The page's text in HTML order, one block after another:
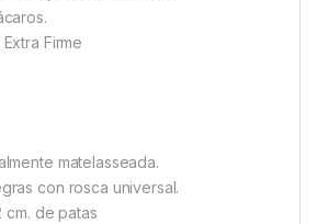
Firme
matelasseada.
con rosca universal.
cm. de patas